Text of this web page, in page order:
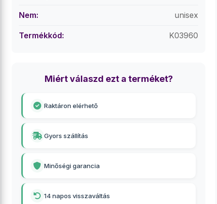
Nem: unisex
Termékkód: K03960
Miért válaszd ezt a terméket?
Raktáron elérhető
Gyors szállítás
Minőségi garancia
14 napos visszaváltás